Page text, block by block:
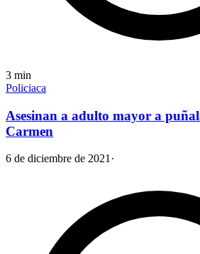
3 min
Policiaca
Asesinan a adulto mayor a
Carmen
6 de diciembre de 2021·